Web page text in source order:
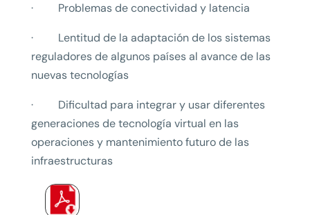
· Problemas de conectividad y latencia
· Lentitud de la adaptación de los sistemas
reguladores de algunos países al avance de las
nuevas tecnologías
· Dificultad para integrar y usar diferentes
generaciones de tecnología virtual en las
operaciones y mantenimiento futuro de las
infraestructuras